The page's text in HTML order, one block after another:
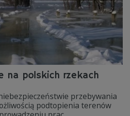
na polskich rzekach
przebywania
podtopienia terenów